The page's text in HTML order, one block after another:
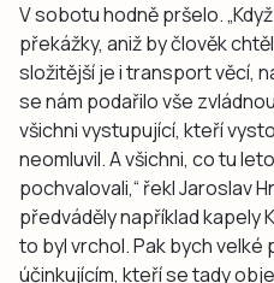
V sobotu hodně pršelo.
překážky, aniž by člověk
složitější je i transport věcí,
se nám podařilo vše
všichni vystupující, kteří
neomluvil. A všichni, co tu
pochvalovali,“ řekl Jaroslav
předváděly například kapely
to byl vrchol. Pak bych velké
účinkujícím, kteří se tady